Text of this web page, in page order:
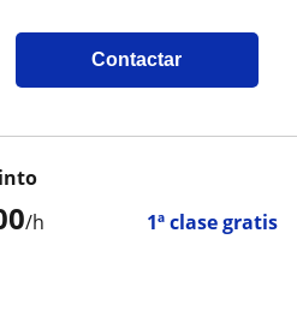
Contactar
/h 1ª clase gratis